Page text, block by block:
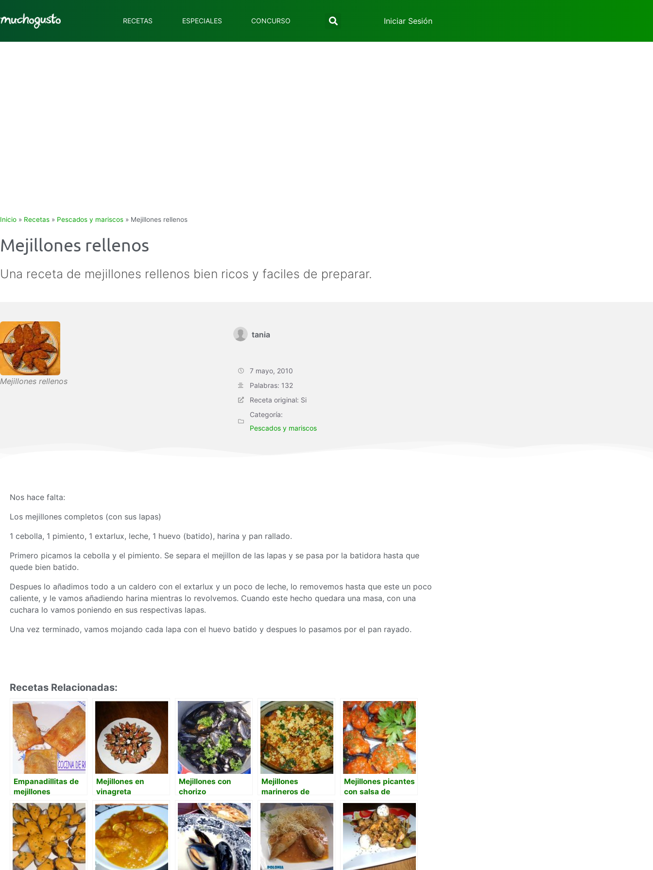
RECETAS ESPECIALES CONCURSO Iniciar Sesión
Inicio » Recetas » Pescados y mariscos » Mejillones rellenos
Mejillones rellenos
Una receta de mejillones rellenos bien ricos y faciles de preparar.
Mejillones rellenos
tania
7 mayo, 2010
Palabras: 132
Receta original: Si
Categoría:
Pescados y mariscos
Nos hace falta:
Los mejillones completos (con sus lapas)
1 cebolla, 1 pimiento, 1 extarlux, leche, 1 huevo (batido), harina y pan rallado.
Primero picamos la cebolla y el pimiento. Se separa el mejillon de las lapas y se pasa por la batidora hasta que
quede bien batido.
Despues lo añadimos todo a un caldero con el extarlux y un poco de leche, lo removemos hasta que este un poco
caliente, y le vamos añadiendo harina mientras lo revolvemos. Cuando este hecho quedara una masa, con una
cuchara lo vamos poniendo en sus respectivas lapas.
Una vez terminado, vamos mojando cada lapa con el huevo batido y despues lo pasamos por el pan rayado.
Recetas Relacionadas:
Empanadillitas de
mejillones
Mejillones en
vinagreta
Mejillones con
chorizo
Mejillones
marineros de
andonietxea
Mejillones picantes
con salsa de
mantequilla y
tabasco